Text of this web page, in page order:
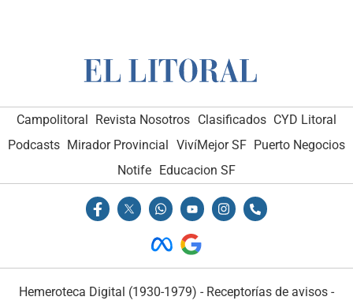
Campolitoral Revista Nosotros Clasificados CYD Litoral
Podcasts Mirador Provincial VivíMejor SF Puerto Negocios
Notife
Educacion SF
Hemeroteca Digital (1930-1979) - Receptorías de avisos -